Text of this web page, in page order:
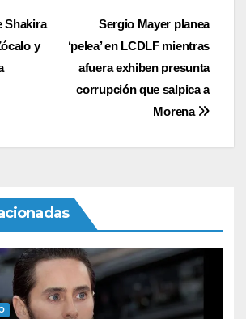
Sergio Mayer planea
‘pelea’ en LCDLF mientras
afuera exhiben presunta
corrupción que salpica a
Morena
Shakira
y